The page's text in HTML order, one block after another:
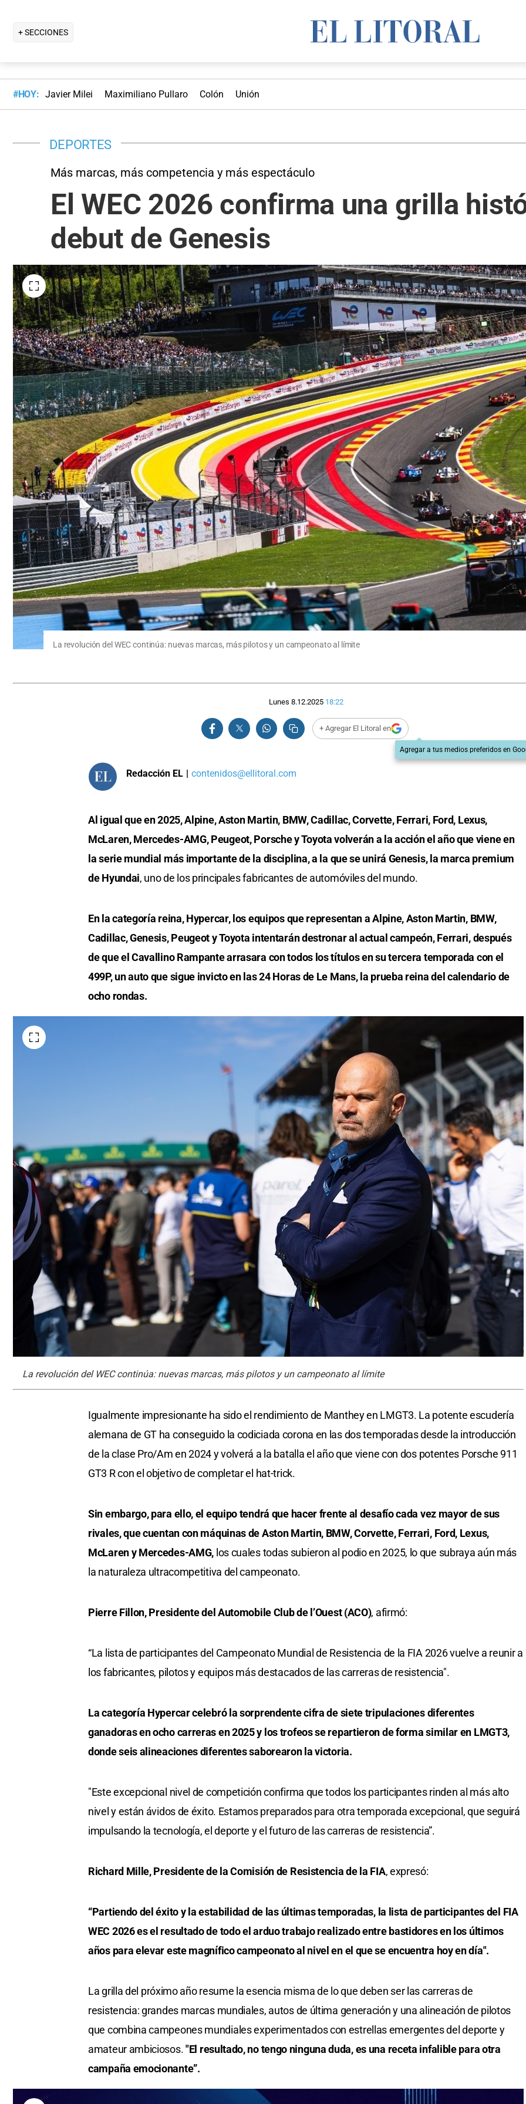
+ SECCIONES
#HOY: Javier Milei Maximiliano Pullaro Colón Unión
DEPORTES
Más marcas, más competencia y más espectáculo
El WEC 2026 confirma una grilla
debut de Genesis
La revolución del WEC continúa: nuevas marcas, más pilotos y un campeonato al límite
Lunes 8.12.2025 18:22
+ Agregar El Litoral en
Agregar a tus medios preferidos en
Redacción EL | contenidos@ellitoral.com
Al igual que en 2025, Alpine, Aston Martin, BMW, Cadillac, Corvette, Ferrari, Ford, Lexus,
McLaren, Mercedes-AMG, Peugeot, Porsche y Toyota volverán a la acción el año que viene en
la serie mundial más importante de la disciplina, a la que se unirá Genesis, la marca premium
de Hyundai, uno de los principales fabricantes de automóviles del mundo.
En la categoría reina, Hypercar, los equipos que representan a Alpine, Aston Martin, BMW,
Cadillac, Genesis, Peugeot y Toyota intentarán destronar al actual campeón, Ferrari, después
de que el Cavallino Rampante arrasara con todos los títulos en su tercera temporada con el
499P, un auto que sigue invicto en las 24 Horas de Le Mans, la prueba reina del calendario de
ocho rondas.
La revolución del WEC continúa: nuevas marcas, más pilotos y un campeonato al límite
Igualmente impresionante ha sido el rendimiento de Manthey en LMGT3. La potente escudería
alemana de GT ha conseguido la codiciada corona en las dos temporadas desde la introducción
de la clase Pro/Am en 2024 y volverá a la batalla el año que viene con dos potentes Porsche 911
GT3 R con el objetivo de completar el hat-trick.
Sin embargo, para ello, el equipo tendrá que hacer frente al desafío cada vez mayor de sus
rivales, que cuentan con máquinas de Aston Martin, BMW, Corvette, Ferrari, Ford, Lexus,
McLaren y Mercedes-AMG, los cuales todas subieron al podio en 2025, lo que subraya aún más
la naturaleza ultracompetitiva del campeonato.
Pierre Fillon, Presidente del Automobile Club de l’Ouest (ACO), afirmó:
“La lista de participantes del Campeonato Mundial de Resistencia de la FIA 2026 vuelve a reunir a
los fabricantes, pilotos y equipos más destacados de las carreras de resistencia".
La categoría Hypercar celebró la sorprendente cifra de siete tripulaciones diferentes
ganadoras en ocho carreras en 2025 y los trofeos se repartieron de forma similar en LMGT3,
donde seis alineaciones diferentes saborearon la victoria.
"Este excepcional nivel de competición confirma que todos los participantes rinden al más alto
nivel y están ávidos de éxito. Estamos preparados para otra temporada excepcional, que seguirá
impulsando la tecnología, el deporte y el futuro de las carreras de resistencia”.
Richard Mille, Presidente de la Comisión de Resistencia de la FIA, expresó:
“Partiendo del éxito y la estabilidad de las últimas temporadas, la lista de participantes del FIA
WEC 2026 es el resultado de todo el arduo trabajo realizado entre bastidores en los últimos
años para elevar este magnífico campeonato al nivel en el que se encuentra hoy en día".
La grilla del próximo año resume la esencia misma de lo que deben ser las carreras de
resistencia: grandes marcas mundiales, autos de última generación y una alineación de pilotos
que combina campeones mundiales experimentados con estrellas emergentes del deporte y
amateur ambiciosos."El resultado, no tengo ninguna duda, es una receta infalible para otra
campaña emocionante”.